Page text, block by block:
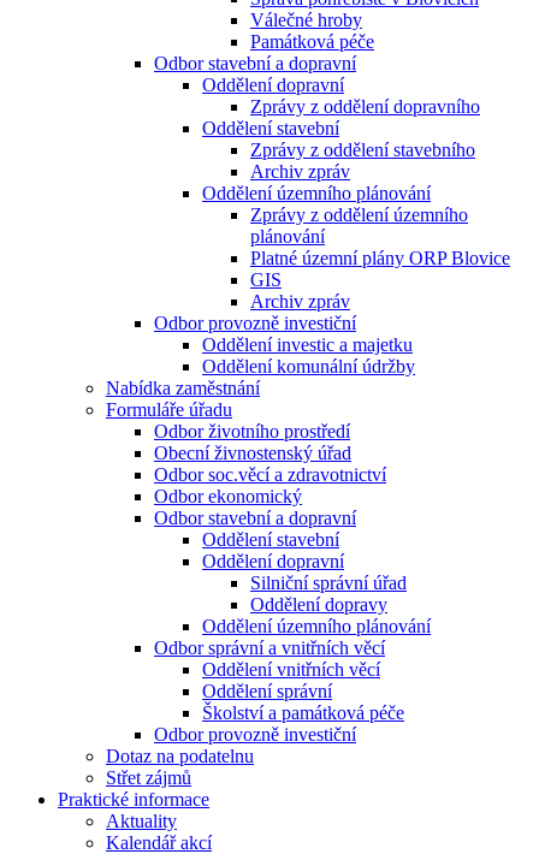
Válečné hroby
Památková péče
Odbor stavební a dopravní
Oddělení dopravní
Zprávy z oddělení dopravního
Oddělení stavební
Zprávy z oddělení stavebního
Archiv zpráv
Oddělení územního plánování
Zprávy z oddělení územního
plánování
Platné územní plány ORP Blovice
GIS
Archiv zpráv
Odbor provozně investiční
Oddělení investic a majetku
Oddělení komunální údržby
Nabídka zaměstnání
Formuláře úřadu
Odbor životního prostředí
Obecní živnostenský úřad
Odbor soc.věcí a zdravotnictví
Odbor ekonomický
Odbor stavební a dopravní
Oddělení stavební
Oddělení dopravní
Silniční správní úřad
Oddělení dopravy
Oddělení územního plánování
Odbor správní a vnitřních věcí
Oddělení vnitřních věcí
Oddělení správní
Školství a památková péče
Odbor provozně investiční
Dotaz na podatelnu
Střet zájmů
Praktické informace
Aktuality
Kalendář akcí